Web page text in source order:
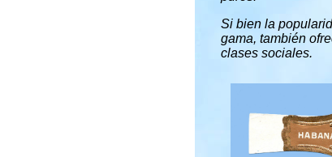
Si bien la
gama, también
clases sociales.